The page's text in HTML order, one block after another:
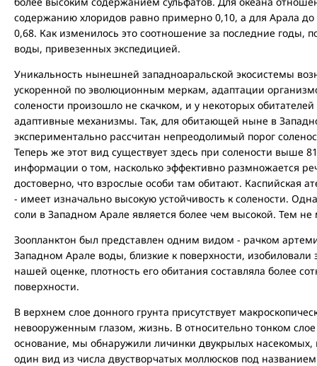
содержанию хлоридов равно примерно 0,10, а для Арала до
0,68. Как изменилось это соотношение за последние годы,
воды, привезенных экспедицией.
Уникальность нынешней западноаральской экосистемы
ускоренной по эволюционным меркам, адаптации
солености произошло не скачком, и у некоторых
адаптивные механизмы. Так, для обитающей ныне в
экспериментально рассчитан непреодолимый порог
Теперь же этот вид существует здесь при солености
информации о том, насколько эффективно размножается
достоверно, что взрослые особи там обитают. Каспийская
- имеет изначально высокую устойчивость к солености.
соли в Западном Арале является более чем высокой. Тем
Зоопланктон был представлен одним видом - рачком
Западном Арале воды, близкие к поверхности,
нашей оценке, плотность его обитания составляла более
поверхности.
В верхнем слое донного грунта присутствует
невооруженным глазом, жизнь. В относительно тонком
основание, мы обнаружили личинки двукрылых
один вид из числа двустворчатых моллюсков под